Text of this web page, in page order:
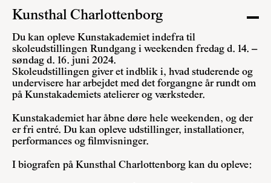
Kunsthal Charlottenborg
Du kan opleve Kunstakademiet indefra til
skoleudstillingen Rundgang i weekenden fredag d. 14. –
søndag d. 16. juni 2024.
Skoleudstillingen giver et indblik i, hvad studerende og
undervisere har arbejdet med det forgangne år rundt om
på Kunstakademiets atelierer og værksteder.
Kunstakademiet har åbne døre hele weekenden, og der
er fri entré. Du kan opleve udstillinger, installationer,
performances og filmvisninger.
I biografen på Kunsthal Charlottenborg kan du opleve: